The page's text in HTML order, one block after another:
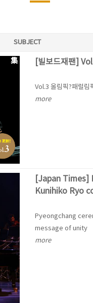
SUBJECT
[빌보드재팬]
Vol.3 올림픽?패럴림
more
[Japan Times]
Kunihiko Ryo
Pyeongchang
message of unity
more